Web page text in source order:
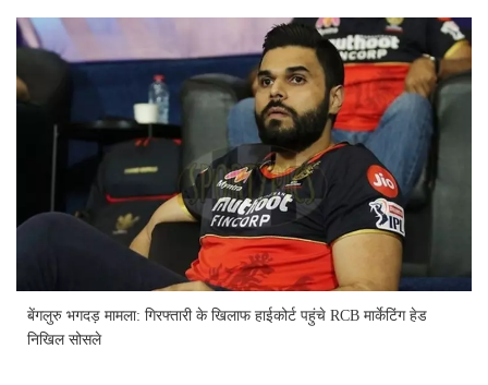
बेंगलुरु भगदड़ मामला: गिरफ्तारी के खिलाफ हाईकोर्ट पहुंचे RCB मार्केटिंग हेड
निखिल सोसले